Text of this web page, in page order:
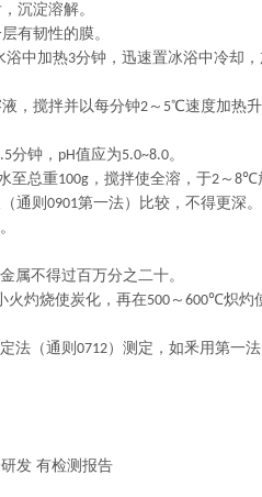
沉淀溶解。
有韧性的膜。
浴中加热3分钟，迅速置冰浴中冷却，
，搅拌并以每分钟2 ～ 5℃速度加热
分钟， pH值应为5.0~8.0。
至总重100g ，搅拌使全溶，于2 ～ 8℃
通则 0901第一法）比较，不得更深。
属不得过百万分之二十。
火灼烧使炭化，再在500 ～ 600℃炽灼
法（通则 0712）测定，如釆用第一